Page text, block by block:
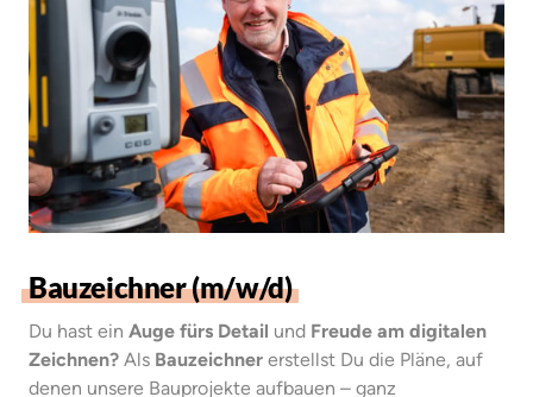
Bauzeichner (m/w/d)
Du hast ein Auge fürs Detail und Freude am digitalen
Zeichnen? Als Bauzeichner erstellst Du die Pläne, auf
denen unsere Bauprojekte aufbauen – ganz